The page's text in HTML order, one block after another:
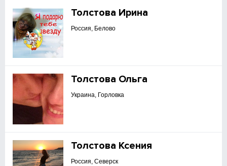
Толстова Ирина
Россия, Белово
Толстова Ольга
Украина, Горловка
Толстова Ксения
Россия, Северск